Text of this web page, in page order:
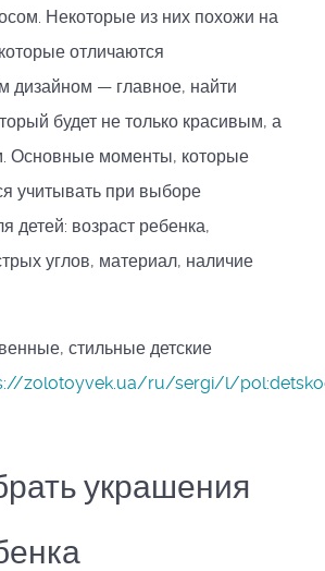
Некоторые из них похожи на
отличаются
дизайном — главное, найти
будет не только красивым, а
Основные моменты, которые
учитывать при выборе
детей: возраст ребенка,
углов, материал, наличие
стильные детские
zolotoyvek.ua/ru/sergi/l/
украшения